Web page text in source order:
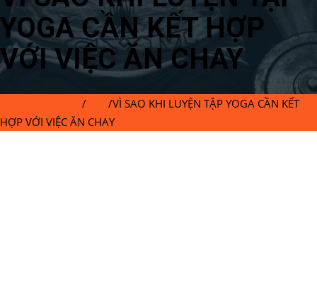
YOGA CẦN KẾT HỢP
VỚI VIỆC ĂN CHAY
/ /VÌ SAO KHI LUYỆN TẬP YOGA CẦN KẾT
HỢP VỚI VIỆC ĂN CHAY